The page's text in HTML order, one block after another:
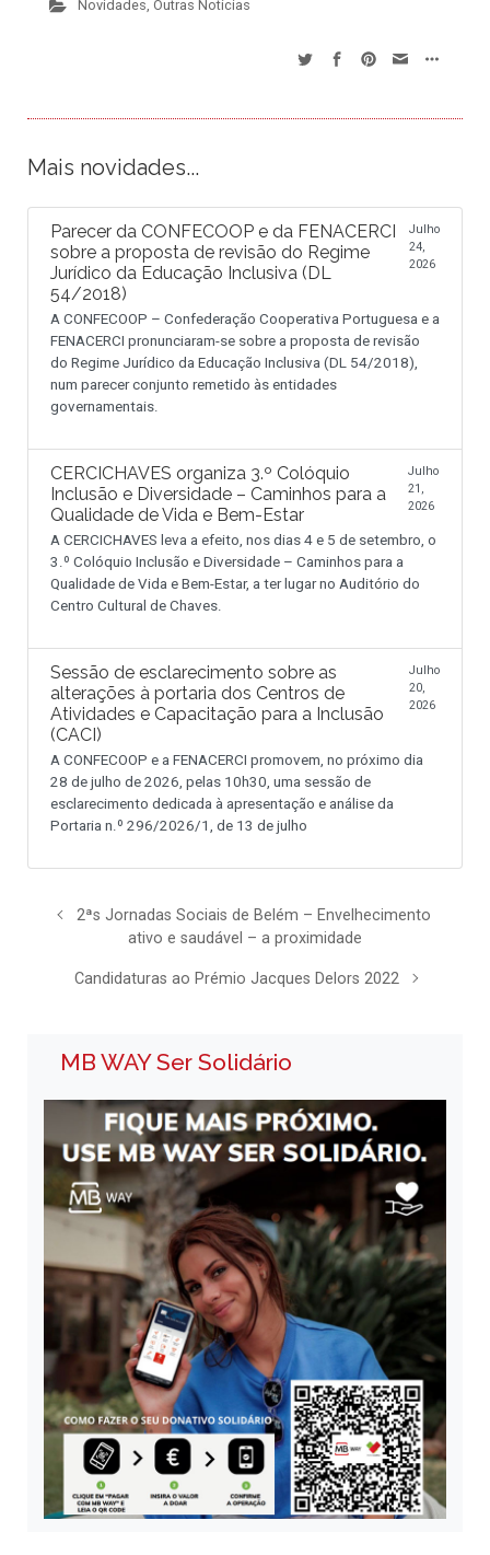
Novidades, Outras Notícias
Mais novidades...
Parecer da CONFECOOP e da FENACERCI
sobre a proposta de revisão do Regime
Jurídico da Educação Inclusiva (DL
54/2018)
Julho
24,
2026
A CONFECOOP – Confederação Cooperativa Portuguesa e a
FENACERCI pronunciaram-se sobre a proposta de revisão
do Regime Jurídico da Educação Inclusiva (DL 54/2018),
num parecer conjunto remetido às entidades
governamentais.
CERCICHAVES organiza 3.º Colóquio
Inclusão e Diversidade – Caminhos para a
Qualidade de Vida e Bem-Estar
Julho
21,
2026
A CERCICHAVES leva a efeito, nos dias 4 e 5 de setembro, o
3.º Colóquio Inclusão e Diversidade – Caminhos para a
Qualidade de Vida e Bem-Estar, a ter lugar no Auditório do
Centro Cultural de Chaves.
Sessão de esclarecimento sobre as
alterações à portaria dos Centros de
Atividades e Capacitação para a Inclusão
(CACI)
Julho
20,
2026
A CONFECOOP e a FENACERCI promovem, no próximo dia
28 de julho de 2026, pelas 10h30, uma sessão de
esclarecimento dedicada à apresentação e análise da
Portaria n.º 296/2026/1, de 13 de julho
2ªs Jornadas Sociais de Belém – Envelhecimento
ativo e saudável – a proximidade
Candidaturas ao Prémio Jacques Delors 2022
MB WAY Ser Solidário